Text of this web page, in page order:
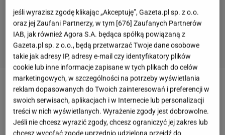
Tradycją wielu rodzin jest niedzielnyobiad
składający się z aromatycznego, treściwegorosołu
jakiegoś pysznego kotleta. Kiedy jednak zjemy
jeśli wyrazisz zgodę klikając „Akceptuję”, Gazeta.pl sp. z o.o.
oraz jej Zaufani Partnerzy, w tym [676] Zaufanych Partnerów
IAB, jak również Agora S.A. będąca spółką powiązaną z
Gazeta.pl sp. z o.o., będą przetwarzać Twoje dane osobowe
takie jak adresy IP, adresy e-mail czy identyfikatory plików
cookie lub inne informacje zapisane w tych plikach do celów
marketingowych, w szczególności na potrzeby wyświetlania
reklam dopasowanych do Twoich zainteresowań i preferencji w
swoich serwisach, aplikacjach i w Internecie lub personalizacji
treści w nich wyświetlanych. Wyrażenie zgody jest dobrowolne.
Jeśli nie chcesz wyrazić zgody, chcesz ograniczyć jej zakres lub